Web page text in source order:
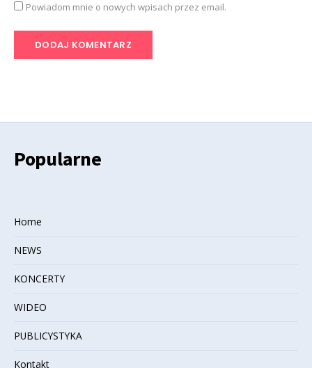
Powiadom mnie o nowych wpisach przez email.
Popularne
Home
NEWS
KONCERTY
WIDEO
PUBLICYSTYKA
Kontakt